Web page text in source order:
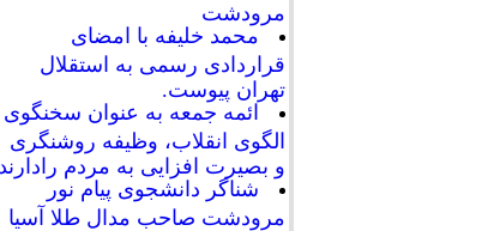
مرودشت
محمد خلیفه با امضای
قراردادی رسمی به استقلال
تهران پیوست.
ائمه جمعه به عنوان سخنگوی
الگوی انقلاب، وظیفه روشنگری
و بصیرت افزایی به مردم رادارند
شناگر دانشجوی پیام نور
مرودشت صاحب مدال طلا آسیا